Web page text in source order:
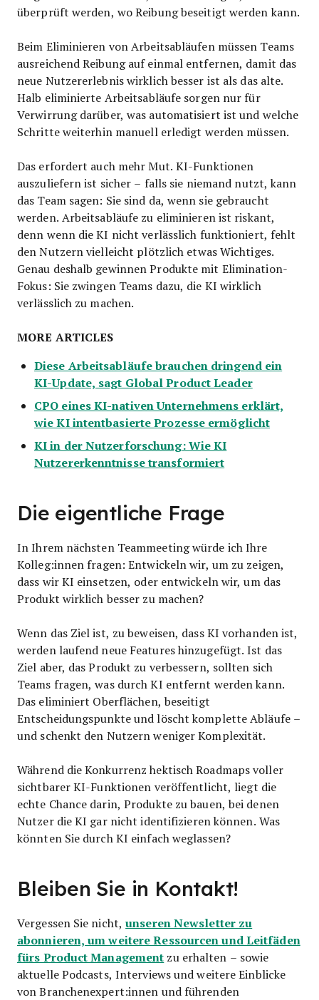
überprüft werden, wo Reibung beseitigt werden kann.
Beim Eliminieren von Arbeitsabläufen müssen Teams
ausreichend Reibung auf einmal entfernen, damit das
neue Nutzererlebnis wirklich besser ist als das alte.
Halb eliminierte Arbeitsabläufe sorgen nur für
Verwirrung darüber, was automatisiert ist und welche
Schritte weiterhin manuell erledigt werden müssen.
Das erfordert auch mehr Mut. KI-Funktionen
auszuliefern ist sicher – falls sie niemand nutzt, kann
das Team sagen: Sie sind da, wenn sie gebraucht
werden. Arbeitsabläufe zu eliminieren ist riskant,
denn wenn die KI nicht verlässlich funktioniert, fehlt
den Nutzern vielleicht plötzlich etwas Wichtiges.
Genau deshalb gewinnen Produkte mit Elimination-
Fokus: Sie zwingen Teams dazu, die KI wirklich
verlässlich zu machen.
MORE ARTICLES
Diese Arbeitsabläufe brauchen dringend ein
KI-Update, sagt Global Product Leader
CPO eines KI-nativen Unternehmens erklärt,
wie KI intentbasierte Prozesse ermöglicht
KI in der Nutzerforschung: Wie KI
Nutzererkenntnisse transformiert
Die eigentliche Frage
In Ihrem nächsten Teammeeting würde ich Ihre
Kolleg:innen fragen: Entwickeln wir, um zu zeigen,
dass wir KI einsetzen, oder entwickeln wir, um das
Produkt wirklich besser zu machen?
Wenn das Ziel ist, zu beweisen, dass KI vorhanden ist,
werden laufend neue Features hinzugefügt. Ist das
Ziel aber, das Produkt zu verbessern, sollten sich
Teams fragen, was durch KI entfernt werden kann.
Das eliminiert Oberflächen, beseitigt
Entscheidungspunkte und löscht komplette Abläufe –
und schenkt den Nutzern weniger Komplexität.
Während die Konkurrenz hektisch Roadmaps voller
sichtbarer KI-Funktionen veröffentlicht, liegt die
echte Chance darin, Produkte zu bauen, bei denen
Nutzer die KI gar nicht identifizieren können. Was
könnten Sie durch KI einfach weglassen?
Bleiben Sie in Kontakt!
Vergessen Sie nicht,unseren Newsletter zu
abonnieren, um weitere Ressourcen und Leitfäden
fürs Product Management zu erhalten – sowie
aktuelle Podcasts, Interviews und weitere Einblicke
von Branchenexpert:innen und führenden